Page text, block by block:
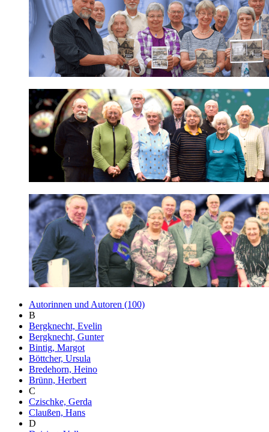
Autorinnen und Autoren (100)
B
Bergknecht, Evelin
Bergknecht, Gunter
Bintig, Margot
Böttcher, Ursula
Bredehorn, Heino
Brünn, Herbert
C
Czischke, Gerda
Claußen, Hans
D